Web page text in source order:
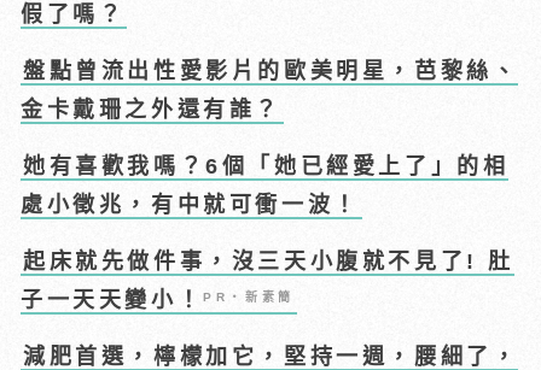
假了嗎？
盤點曾流出性愛影片的歐美明星，芭黎絲、
金卡戴珊之外還有誰？
她有喜歡我嗎？6個「她已經愛上了」的相
處小徵兆，有中就可衝一波！
起床就先做件事，沒三天小腹就不見了! 肚
子一天天變小！PR・新素簡
減肥首選，檸檬加它，堅持一週，腰細了，